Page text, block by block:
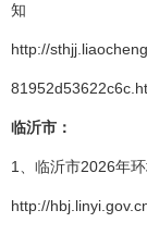
知
http://
临沂市：
1、临沂市2026年
http://